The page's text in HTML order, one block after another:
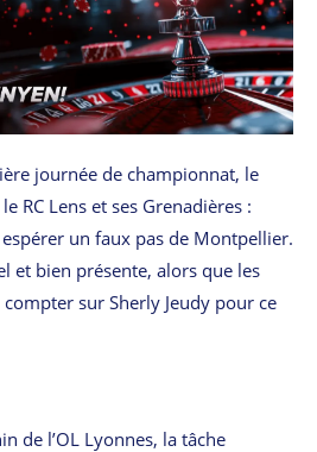
journée de championnat, le
RC Lens et ses Grenadières :
un faux pas de Montpellier.
et bien présente, alors que les
compter sur Sherly Jeudy pour ce
de l’OL Lyonnes, la tâche